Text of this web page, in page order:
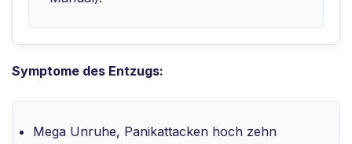
Symptome des Entzugs:
Mega Unruhe, Panikattacken hoch zehn